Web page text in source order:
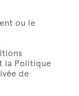
ou le
la Politique
de